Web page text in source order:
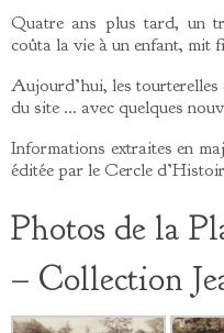
Quatre ans plus tard, un
coûta la vie à un enfant, mit
Aujourd’hui, les
du site … avec quelques
Informations extraites en
éditée par le Cercle
Photos de la
– Collection